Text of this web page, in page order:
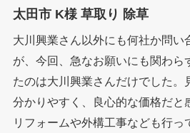
太田市 K様 草取り 除草
大川興業さん以外にも何社か問い
が、今回、急なお願いにも関わら
たのは大川興業さんだけでした。
分かりやすく、良心的な価格だと
リフォームや外構工事なども行っ